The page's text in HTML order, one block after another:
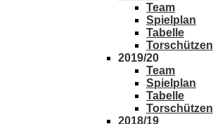
Team
Spielplan
Tabelle
Torschützen
2019/20
Team
Spielplan
Tabelle
Torschützen
2018/19